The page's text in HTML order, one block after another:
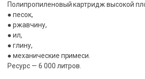
Полипропиленовый картридж высокой
● песок,
● ржавчину,
● ил,
● глину,
● механические примеси.
Ресурс — 6 000 литров.